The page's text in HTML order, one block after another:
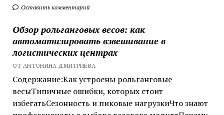
Оставить комментарий
Обзор рольганговых весов: как
автоматизировать взвешивание в
логистических центрах
ОТ АНТОНИНА ДМИТРИЕВА
Содержание:Как устроены рольганговые
весыТипичные ошибки, которых стоит
избегатьСезонность и пиковые нагрузкиЧто знают